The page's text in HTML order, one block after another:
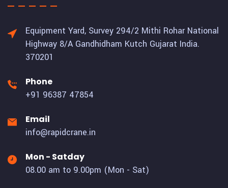
Equipment Yard, Survey 294/2 Mithi Rohar National
Highway 8/A Gandhidham Kutch Gujarat India.
370201
Phone
+91 96387 47854
Email
info@rapidcrane.in
Mon - Satday
08.00 am to 9.00pm (Mon - Sat)